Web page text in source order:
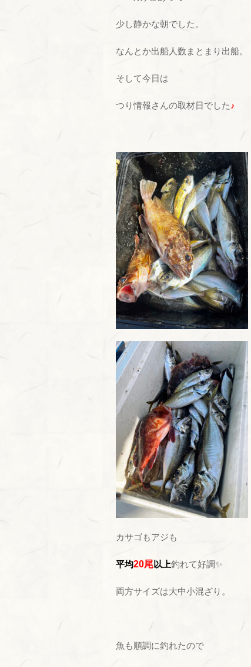
少し静かな朝でした。
なんとか出船人数まとまり出船。
そして今日は
つり情報さんの取材日でした♪
カサゴもアジも
平均20尾以上釣れて好調✨
両方サイズは大中小混ざり。
魚も順調に釣れたので